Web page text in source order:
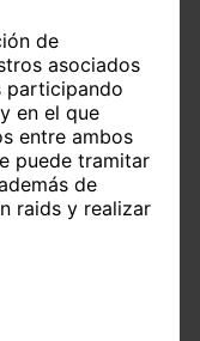
de
asociados
participando
en el que
entre ambos
puede tramitar
de
raids y realizar